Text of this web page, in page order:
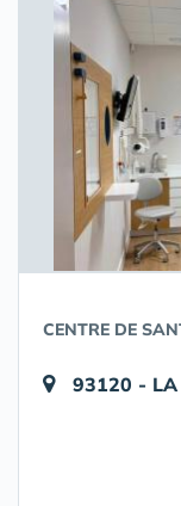
CENTRE DE
93120 - LA